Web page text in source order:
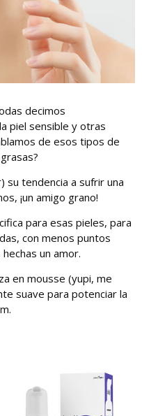
decimos
piel sensible y otras
de esos tipos de
su tendencia a sufrir una
¡un amigo grano!
para esas pieles, para
con menos puntos
un amor.
en mousse (yupi, me
suave para potenciar la